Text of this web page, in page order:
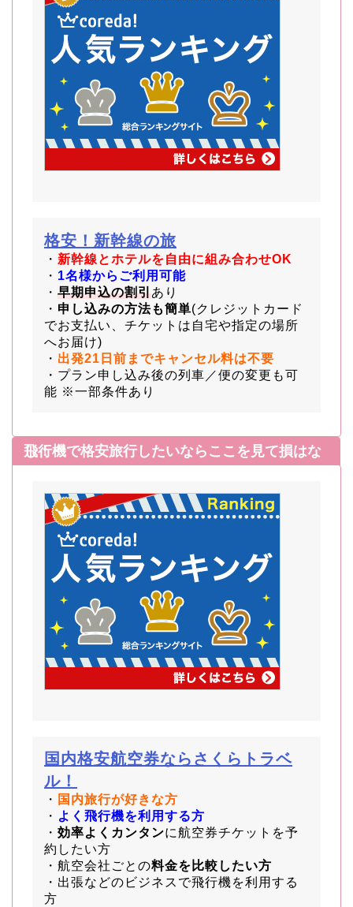
格安！新幹線の旅
・ 新幹線とホテルを自由に組み合わせOK
・ 1名様からご利用可能
・ 早期申込の割引 あり
・ 申し込みの方法も簡単(クレジットカード
でお支払い、チケットは自宅や指定の場所
へお届け)
・ 出発21日前までキャンセル料は不要
・プラン申し込み後の列車／便の変更も可
能 ※一部条件あり
飛行機で格安旅行したいならここを見て損はなし！
国内格安航空券ならさくらトラベ
ル！
・ 国内旅行が好きな方
・ よく飛行機を利用する方
・ 効率よくカンタンに航空券チケットを予
約したい方
・航空会社ごとの料金を比較したい方
・出張などのビジネスで飛行機を利用する
方